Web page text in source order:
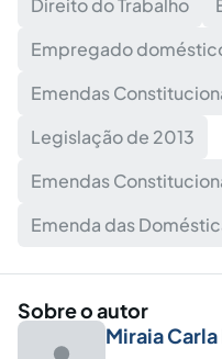
Direito do Trabalho
Empregado
Emendas
Legislação de 2013
Emendas
Emenda das
Sobre o autor
Miraia